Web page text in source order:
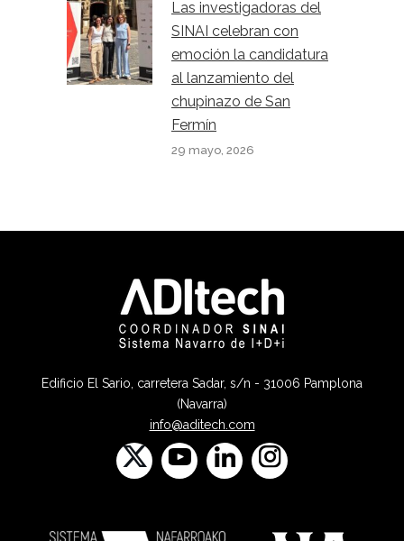
Las investigadoras del
SINAI celebran con
emoción la candidatura
al lanzamiento del
chupinazo de San
Fermín
29 mayo, 2026
Edificio El Sario, carretera Sadar, s/n - 31006 Pamplona
(Navarra)
info@aditech.com